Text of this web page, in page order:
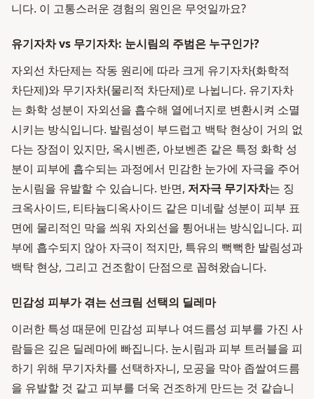
니다. 이 고통스러운 경험의 원인은 무엇일까요?
유기자차 vs 무기자차: 눈시림의 주범은 누구인가?
자외선 차단제는 작동 원리에 따라 크게 유기자차(화학적
차단제)와 무기자차(물리적 차단제)로 나뉩니다. 유기자차
는 화학 성분이 자외선을 흡수해 열에너지로 변환시켜 소멸
시키는 방식입니다. 발림성이 부드럽고 백탁 현상이 거의 없
다는 장점이 있지만, 옥시벤존, 아보벤존 같은 특정 화학 성
분이 피부에 흡수되는 과정에서 민감한 눈가에 자극을 주어
눈시림을 유발할 수 있습니다. 반면, 저자극 무기자차는 징
크옥사이드, 티타늄디옥사이드 같은 미네랄 성분이 피부 표
면에 물리적인 막을 씌워 자외선을 튕어내는 방식입니다. 피
부에 흡수되지 않아 자극이 적지만, 특유의 뻑뻑한 발림성과
백탁 현상, 그리고 건조함이 단점으로 꼽혀왔습니다.
민감성 피부가 겪는 선크림 선택의 딜레마
이러한 특성 때문에 민감성 피부나 여드름성 피부를 가진 사
람들은 깊은 딜레마에 빠집니다. 눈시림과 피부 트러블을 피
하기 위해 무기자차를 선택하자니, 모공을 막아 좁쌀여드름
을 유발할 것 같고 피부를 더욱 건조하게 만드는 것 같습니